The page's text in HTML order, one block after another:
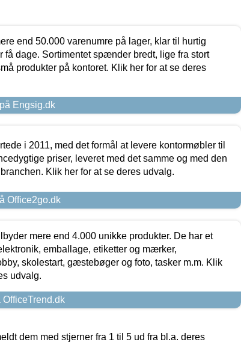
end 50.000 varenumre på lager, klar til hurtig
få dage. Sortimentet spænder bredt, lige fra stort
produkter på kontoret. Klik her for at se deres
Engsig.dk
i 2011, med det formål at levere kontormøbler til
priser, leveret med det samme og med den
Klik her for at se deres udvalg.
Office2go.dk
mere end 4.000 unikke produkter. De har et
emballage, etiketter og mærker,
skolestart, gæstebøger og foto, tasker m.m. Klik
udvalg.
dem med stjerner fra 1 til 5 ud fra bl.a. deres